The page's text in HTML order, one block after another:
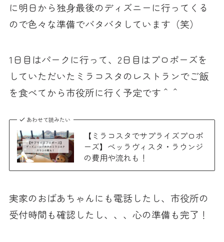
に明日から独身最後のディズニーに行ってくる
ので色々な準備でバタバタしています（笑）
1日目はパークに行って、2日目はプロポーズを
していただいたミラコスタのレストランでご飯
を食べてから市役所に行く予定です＾＾
あわせて読みたい
【ミラコスタでサプライズプロポ
ーズ】ベッラヴィスタ・ラウンジ
の費用や流れも！
実家のおばあちゃんにも電話したし、市役所の
受付時間も確認したし、、、心の準備も完了！